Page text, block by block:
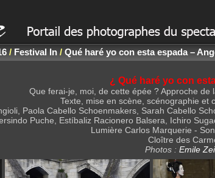
/ Festival In/ Qué haré yo con esta espada –
¿ Qué haré yo con
Que ferai-je, moi, de cette épée ? Approche de
Texte, mise en scène, scénographie et
Paola Cabello Schoenmakers, Sarah Cabello
Puche, Estíbaliz Racionero Balsera, Ichiro
Lumière Carlos Marquerie -
Cloître des
Photos : Emile